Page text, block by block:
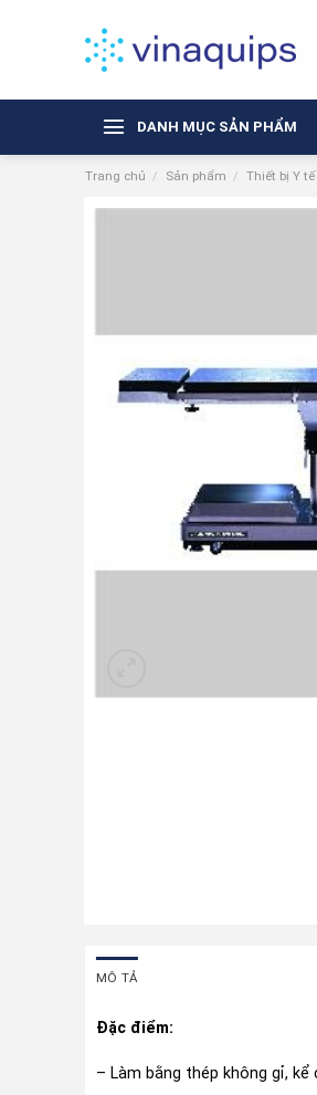
DANH MỤC SẢN PHẨM
Trang chủ / Sản phẩm / Thiết bị Y tế
MÔ TẢ
Đặc điểm:
– Làm bằng thép không gỉ,